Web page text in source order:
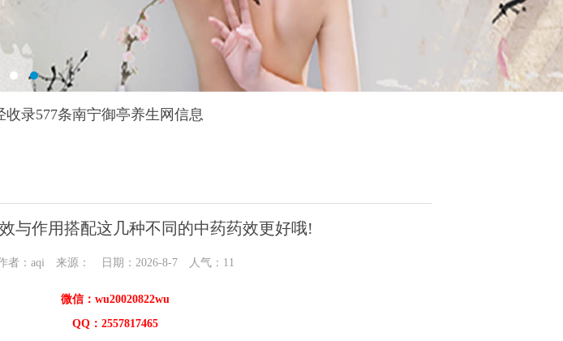
收录577条南宁御亭养生网信息
与作用搭配这几种不同的中药药效更好哦!
者：aqi 来源： 日期：2026-8-7 人气： 11
微信：wu20020822wu
QQ：2557817465